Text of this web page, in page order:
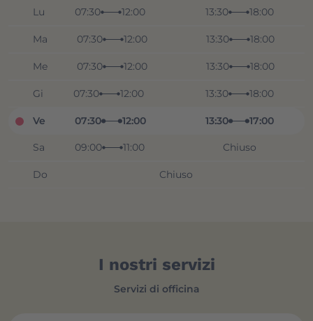
Lu 07:30 12:00 13:30 18:00
Ma 07:30 12:00 13:30 18:00
Me 07:30 12:00 13:30 18:00
Gi 07:30 12:00 13:30 18:00
Ve 07:30 12:00 13:30 17:00
Sa 09:00 11:00 Chiuso
Do Chiuso
I nostri servizi
Servizi di officina